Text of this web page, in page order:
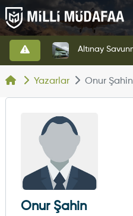
Yazarlar Onur Şahin
Onur Şahin